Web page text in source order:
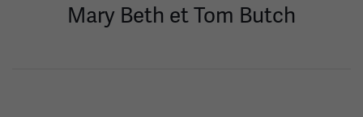
Mary Beth et Tom Butch